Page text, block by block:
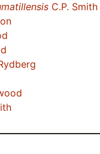
C.P. Smith